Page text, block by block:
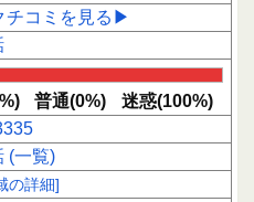
対応
容が不明瞭で強引な営
。知らない番号からの
必要に応じて着信拒否設
に高齢者の方は、しつ
。万が一、不用品の買
契約内容や料金体系を
い場合は断ることが重
チコミを見る▶
普通(0%)
迷惑(100%)
(一覧)
の詳細]